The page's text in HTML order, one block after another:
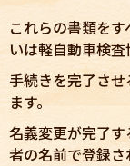
これらの書類を
いは軽自動車検査
手続きを完了さ
ます。
名義変更が完了
者の名前で登録さ